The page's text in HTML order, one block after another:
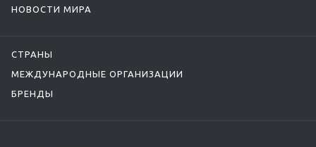
НОВОСТИ МИРА
СТРАНЫ
МЕЖДУНАРОДНЫЕ ОРГАНИЗАЦИИ
БРЕНДЫ